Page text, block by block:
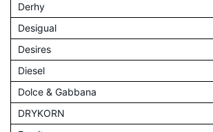
Derhy
Desigual
Desires
Diesel
Dolce & Gabbana
DRYKORN